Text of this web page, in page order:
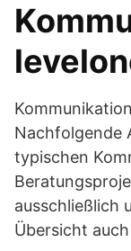
Nachfolgende
typischen
ausschließlich
Übersicht